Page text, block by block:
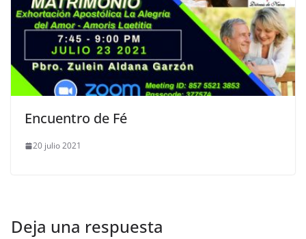
Encuentro de Fé
20 julio 2021
Deja una respuesta